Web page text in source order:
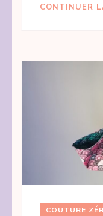
CONTINUER
COUTURE